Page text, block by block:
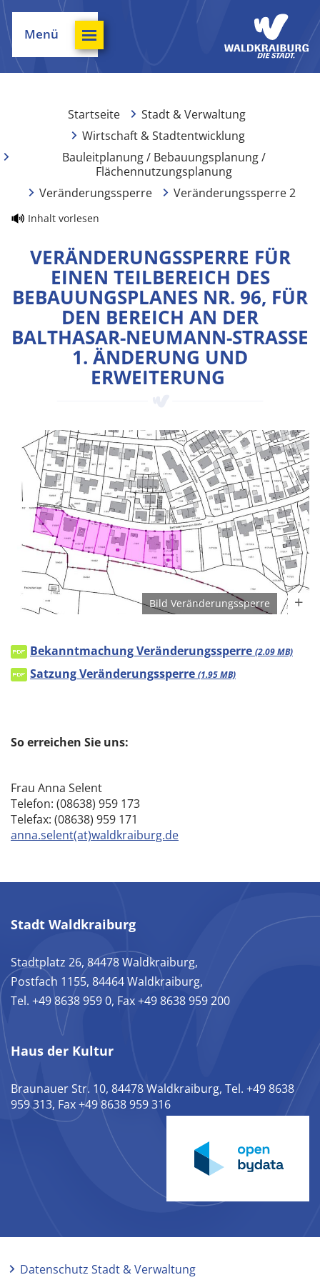
Menü
Startseite
Stadt & Verwaltung
Wirtschaft & Stadtentwicklung
Bauleitplanung / Bebauungsplanung /
Flächennutzungsplanung
Veränderungssperre
Veränderungssperre 2
Inhalt vorlesen
VERÄNDERUNGSSPERRE FÜR
EINEN TEILBEREICH DES
BEBAUUNGSPLANES NR. 96, FÜR
DEN BEREICH AN DER
BALTHASAR-NEUMANN-STRASSE 1
. ÄNDERUNG UND E
RWEITERUNG
Bild Veränderungssperre
Bekanntmachung Veränderungssperre (2.09 MB)
Satzung Veränderungssperre (1.95 MB)
So erreichen Sie uns:
Frau Anna Selent
Telefon: (08638) 959 173
Telefax: (08638) 959 171
anna.selent(at)waldkraiburg.de
Stadt Waldkraiburg
Stadtplatz 26, 84478 Waldkraiburg,
Postfach 1155, 84464 Waldkraiburg,
Tel. +49 8638 959 0, Fax +49 8638 959 200
Haus der Kultur
Braunauer Str. 10, 84478 Waldkraiburg, Tel. +49 8638
959 313, Fax +49 8638 959 316
Datenschutz Stadt & Verwaltung